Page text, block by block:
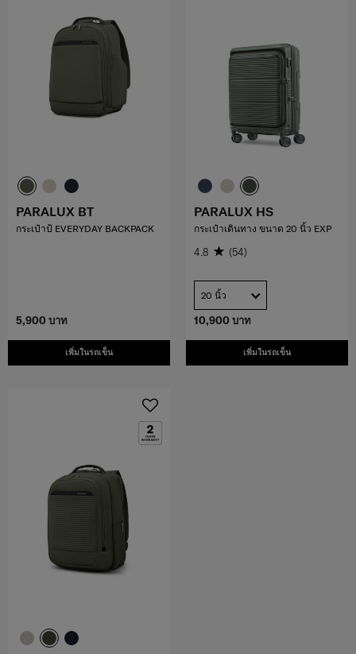
5,900 บาท
เพิ่มในรถเข็น
PARALUX BT
กระเป๋าป้ EVERYDAY BACKPACK
10,900 บาท
เพิ่มในรถเข็น
PARALUX HS
กระเป๋าเดินทาง ขนาด 20 นิ้ว EXP
4.8 (54)
20 นิ้ว